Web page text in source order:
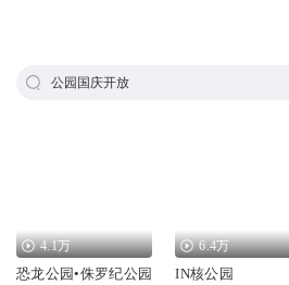
公园国庆开放
4.1万
恐龙公园•侏罗纪公园
6.4万
IN核公园